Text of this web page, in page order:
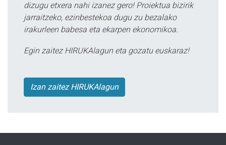
dizugu etxera nahi izanez gero! Proiektua bizirik
jarraitzeko, ezinbestekoa dugu zu bezalako
irakurleen babesa eta ekarpen ekonomikoa.
Egin zaitez HIRUKAlagun eta gozatu euskaraz!
Izan zaitez HIRUKAlagun